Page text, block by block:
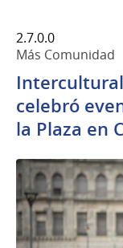
2.7.0.0
Más Comunidad
celebró
la Plaza en